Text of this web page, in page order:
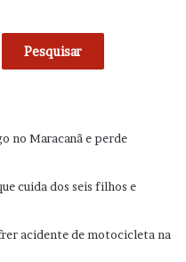
Pesquisar
no Maracanã e perde
cuida dos seis filhos e
acidente de motocicleta na